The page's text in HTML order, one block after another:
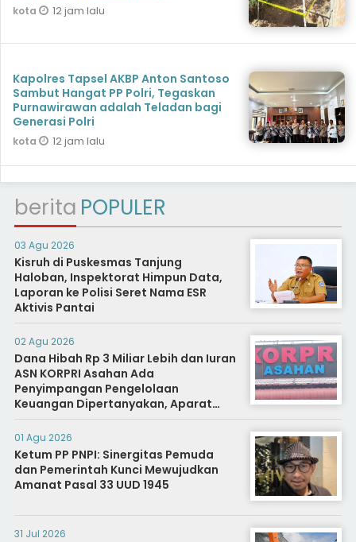
kota 12 jam lalu
Kapolres Tapsel AKBP Anton Santoso
Sambut Hangat PP Polri, Tegaskan
Purnawirawan adalah Teladan bagi
Generasi Polri
kota 12 jam lalu
berita POPULER
03 Agu 2026
Kisruh di Puskesmas Tanjung
Haloban, Inspektorat Himpun Data,
Laporan ke Polisi Seret Nama ESR
Aktivis Pantai
02 Agu 2026
Dana Hibah Rp 3 Miliar Lebih dan Iuran
ASN KORPRI Asahan Ada
Penyimpangan Pengelolaan
Keuangan Dipertanyakan, Aparat
Diminta Segera Usut
01 Agu 2026
Ketum PP PNPI: Sinergitas Pemuda
dan Pemerintah Kunci Mewujudkan
Amanat Pasal 33 UUD 1945
31 Jul 2026